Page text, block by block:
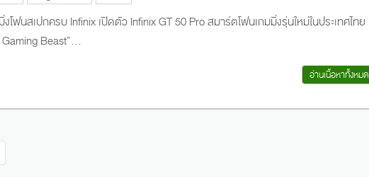
โฟนสเปกครบ Infinix เปิดตัว Infinix GT 50 Pro สมาร์ตโฟนเกมมิ่งรุ่นใหม่ในประเทศไทย
Beast”...
อ่านเนื้อหาทั้งหมด